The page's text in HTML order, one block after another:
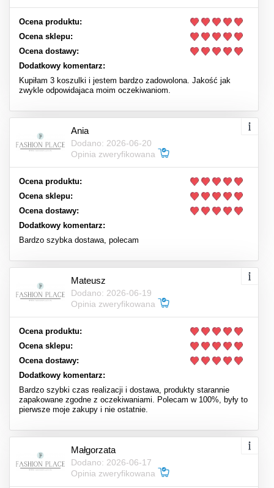
Ocena produktu:
Ocena sklepu:
Ocena dostawy:
Dodatkowy komentarz:
Kupiłam 3 koszulki i jestem bardzo zadowolona. Jakość jak
zwykle odpowidajaca moim oczekiwaniom.
Ania
Dodano: 2026-06-20
Opinia zweryfikowana
Ocena produktu:
Ocena sklepu:
Ocena dostawy:
Dodatkowy komentarz:
Bardzo szybka dostawa, polecam
Mateusz
Dodano: 2026-06-19
Opinia zweryfikowana
Ocena produktu:
Ocena sklepu:
Ocena dostawy:
Dodatkowy komentarz:
Bardzo szybki czas realizacji i dostawa, produkty starannie
zapakowane zgodne z oczekiwaniami. Polecam w 100%, były to
pierwsze moje zakupy i nie ostatnie.
Małgorzata
Dodano: 2026-06-17
Opinia zweryfikowana